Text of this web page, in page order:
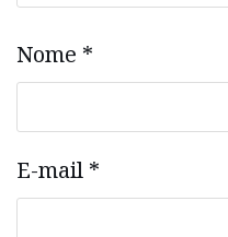
Nome *
E-mail *